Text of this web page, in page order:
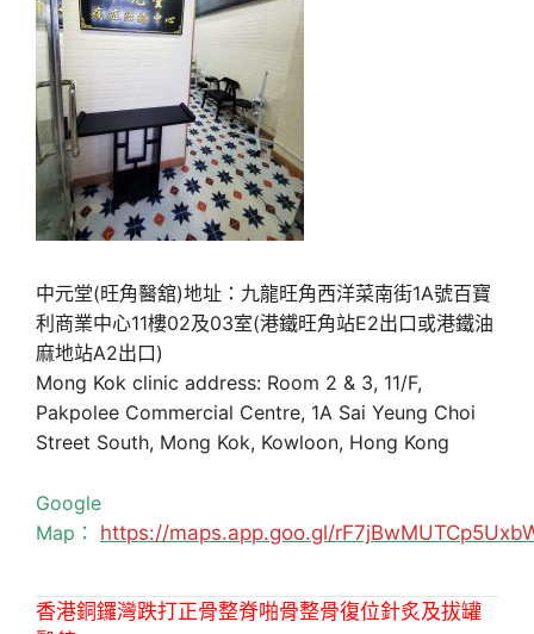
中元堂(旺角醫舘)地址：九龍旺角西洋菜南街1A號百寶
利商業中心11樓02及03室(港鐵旺角站E2出口或港鐵油
麻地站A2出口)
Mong Kok clinic address: Room 2 & 3, 11/F,
Pakpolee Commercial Centre, 1A Sai Yeung Choi
Street South, Mong Kok, Kowloon, Hong Kong
Google
Map： https://maps.app.goo.gl/
香港銅鑼灣跌打正骨整脊啪骨整骨復位針炙及拔罐